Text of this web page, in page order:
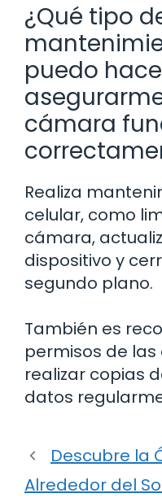
¿Qué tipo
puedo
cámara
Realiza
celular, como
cámara,
dispositivo y
segundo plano.
También es
permisos de
realizar copias
datos
Descubre la
Alrededor del